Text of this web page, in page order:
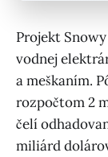
Projekt
vodnej
a meškaním.
rozpočtom 2
čelí
miliárd